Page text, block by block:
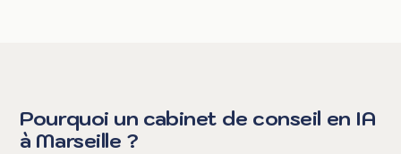
Pourquoi un cabinet de conseil en IA
à Marseille ?